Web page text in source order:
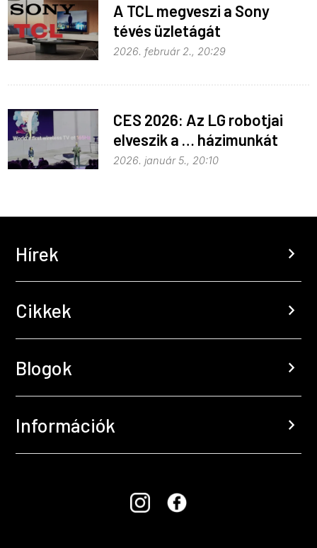
A TCL megveszi a Sony
tévés üzletágát
2026. február 2., 20:29
CES 2026: Az LG robotjai
elveszik a … házimunkát
2026. január 5., 20:10
Hírek chevron_right
Cikkek chevron_right
Blogok chevron_right
Információk chevron_right